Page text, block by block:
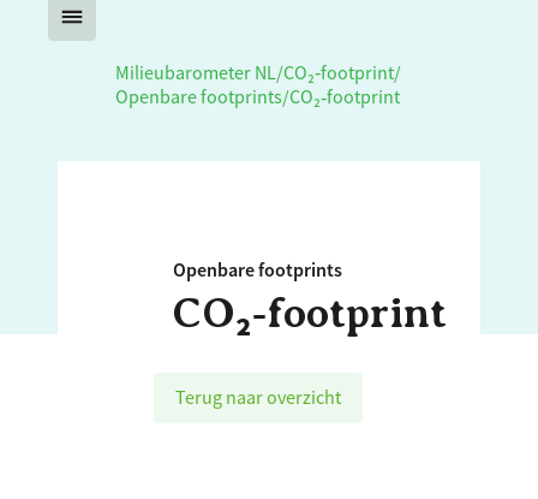
Milieubarometer NL /CO₂‑footprint/
Openbare footprints/CO₂‑footprint
Openbare footprints
CO₂‑footprint
Terug naar overzicht